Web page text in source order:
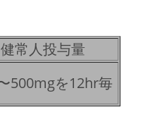
健常人投与量
500mgを12hr毎